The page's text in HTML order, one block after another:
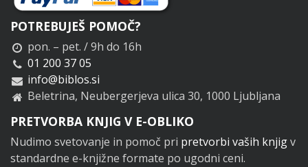
POTREBUJEŠ POMOČ?
pon. – pet. / 9h do 16h
01 200 37 05
info@biblos.si
Beletrina, Neubergerjeva ulica 30, 1000 Ljubljana
PRETVORBA KNJIG V E-OBLIKO
Nudimo svetovanje in pomoč pri pretvorbi vaših knjigv
standardne e-knjižne formate po ugodni ceni.